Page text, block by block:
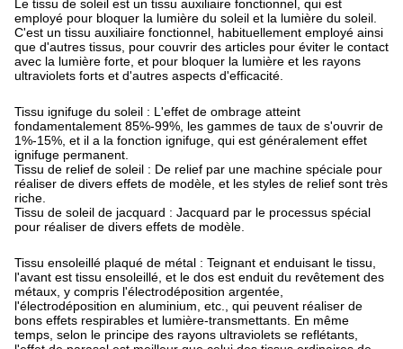
Le tissu de soleil est un tissu auxiliaire fonctionnel, qui est
employé pour bloquer la lumière du soleil et la lumière du soleil.
C'est un tissu auxiliaire fonctionnel, habituellement employé ainsi
que d'autres tissus, pour couvrir des articles pour éviter le contact
avec la lumière forte, et pour bloquer la lumière et les rayons
ultraviolets forts et d'autres aspects d'efficacité.
Tissu ignifuge du soleil : L'effet de ombrage atteint
fondamentalement 85%-99%, les gammes de taux de s'ouvrir de
1%-15%, et il a la fonction ignifuge, qui est généralement effet
ignifuge permanent.
Tissu de relief de soleil : De relief par une machine spéciale pour
réaliser de divers effets de modèle, et les styles de relief sont très
riche.
Tissu de soleil de jacquard : Jacquard par le processus spécial
pour réaliser de divers effets de modèle.
Tissu ensoleillé plaqué de métal : Teignant et enduisant le tissu,
l'avant est tissu ensoleillé, et le dos est enduit du revêtement des
métaux, y compris l'électrodéposition argentée,
l'électrodéposition en aluminium, etc., qui peuvent réaliser de
bons effets respirables et lumière-transmettants. En même
temps, selon le principe des rayons ultraviolets se reflétants,